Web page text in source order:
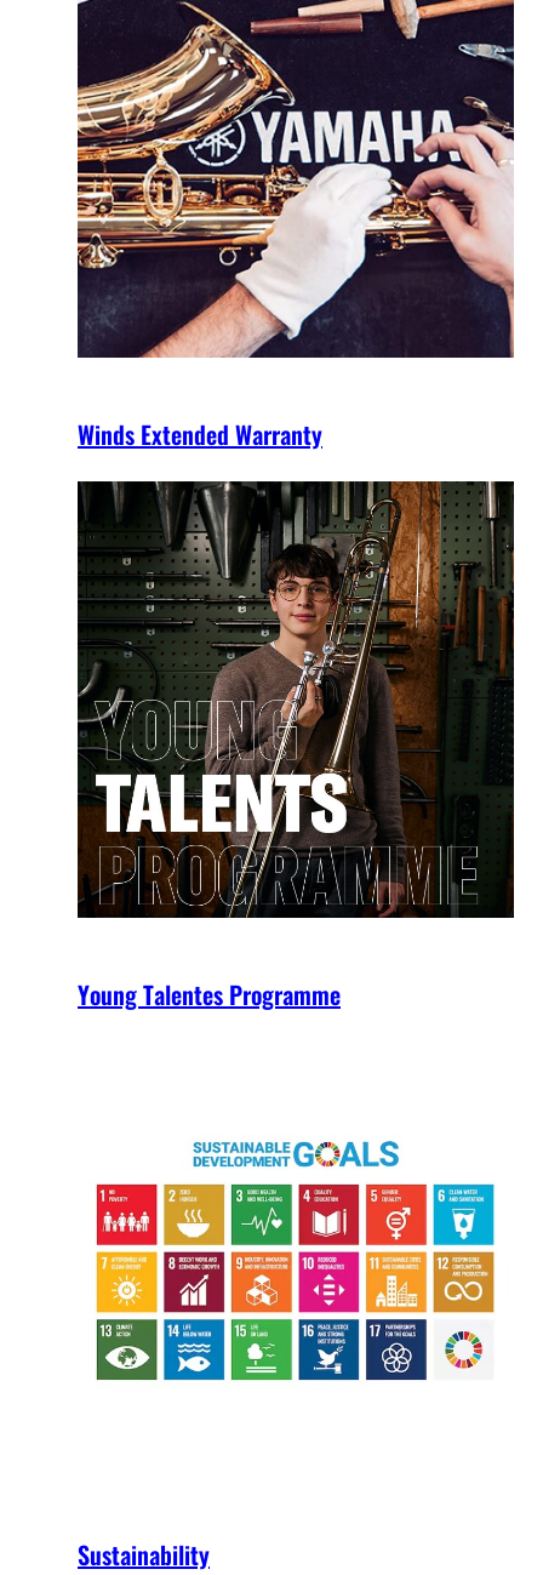
Winds Extended Warranty
Young Talentes Programme
Sustainability